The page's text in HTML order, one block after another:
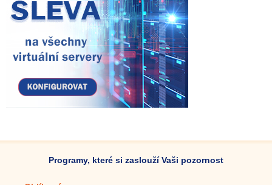
Programy, které si zaslouží Vaši pozornost